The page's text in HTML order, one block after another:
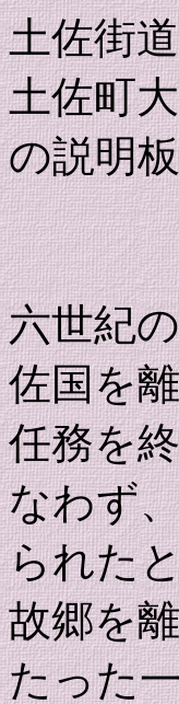
土佐街
土佐町
の説明
土佐
六世紀
佐国を
任務を
なわず
られた
故郷を
たった